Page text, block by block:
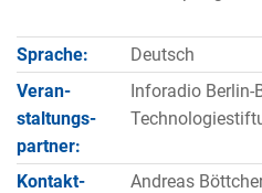
Sprache:
Deutsch
Veran­
staltungs­
partner:
Inforadio Berlin-
Kontakt­
Andreas